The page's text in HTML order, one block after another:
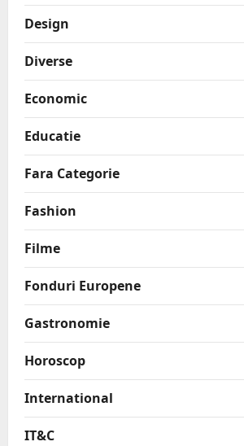
Design
Diverse
Economic
Educatie
Fara Categorie
Fashion
Filme
Fonduri Europene
Gastronomie
Horoscop
International
IT&C